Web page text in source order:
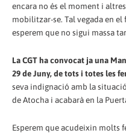
encara no és el moment i
mobilitzar-se. Tal vegada en
esperem que no sigui massa
La CGT ha convocat ja una
29 de Juny, de tots i totes les
seva indignació amb la
de Atocha i acabarà en la
Esperem que acudeixin molts